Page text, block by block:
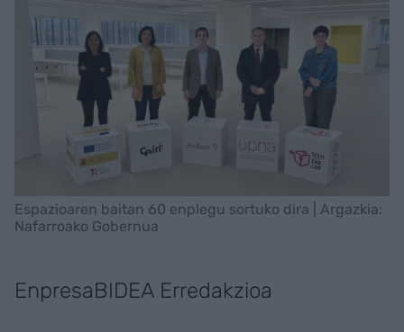
Espazioaren baitan 60 enplegu sortuko dira | Argazkia:
Nafarroako Gobernua
EnpresaBIDEA Erredakzioa